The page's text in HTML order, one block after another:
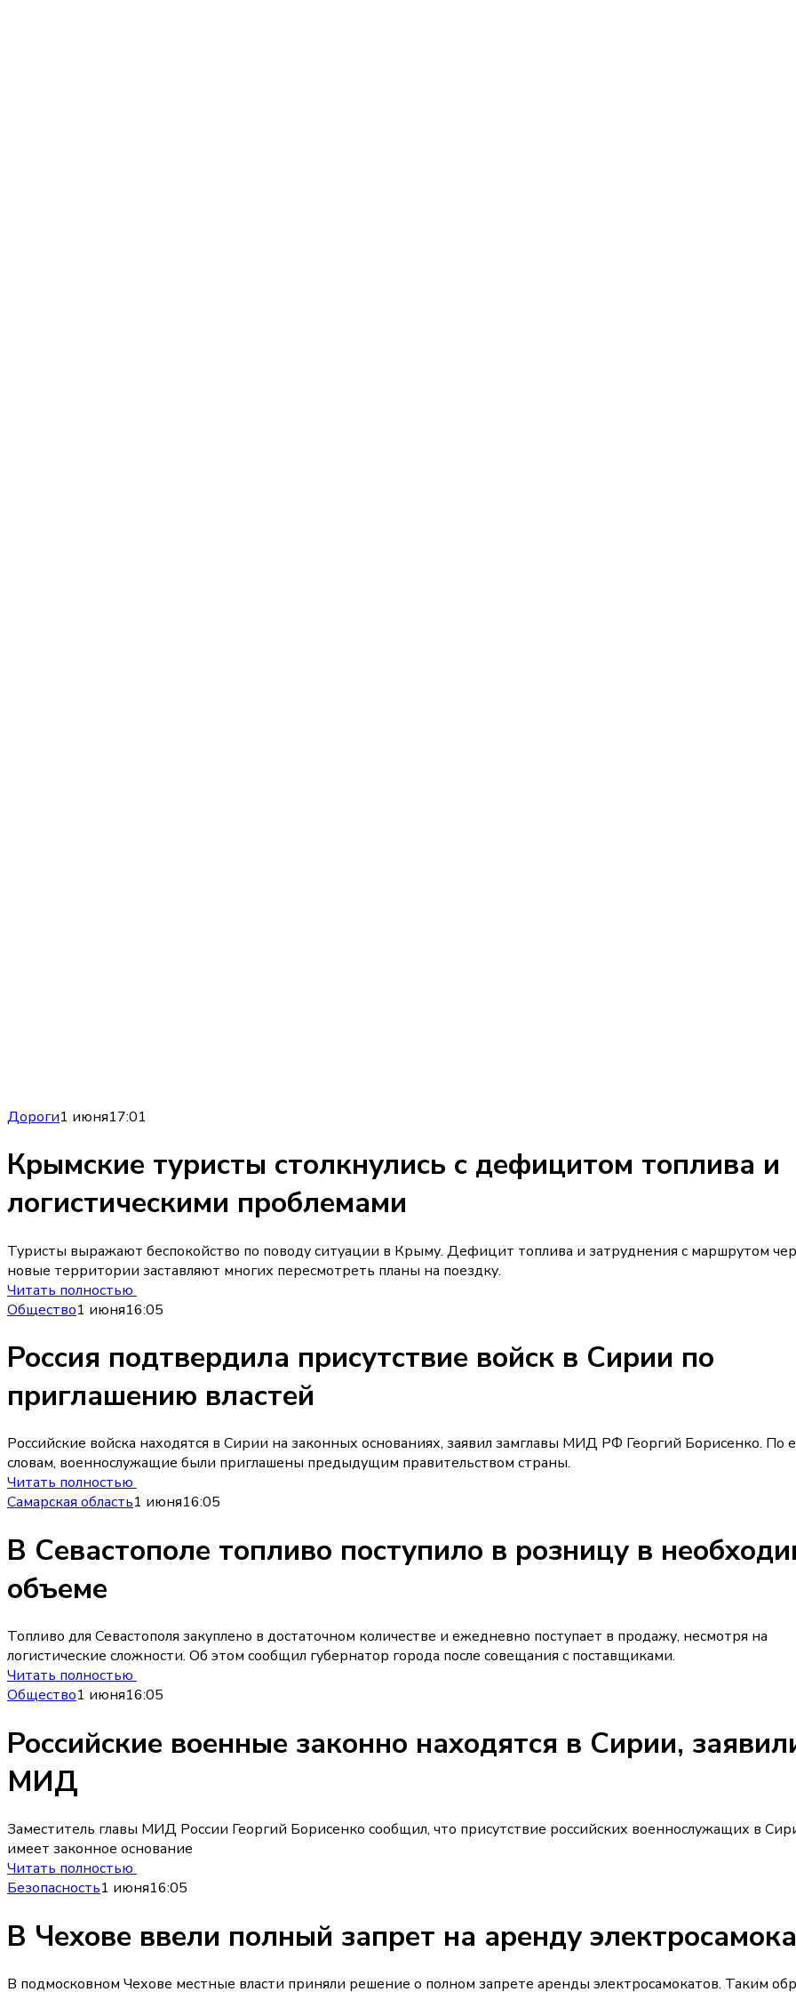
Дороги1 июня17:01
Крымские туристы столкнулись с дефицитом топлива и
логистическими проблемами
Туристы выражают беспокойство по поводу ситуации в Крыму. Дефицит топлива и затруднения с маршрутом
новые территории заставляют многих пересмотреть планы на поездку.
Читать полностью
Общество1 июня16:05
Россия подтвердила присутствие войск в Сирии по
приглашению властей
Российские войска находятся в Сирии на законных основаниях, заявил замглавы МИД РФ Георгий Борисенко. По
словам, военнослужащие были приглашены предыдущим правительством страны.
Читать полностью
Самарская область1 июня16:05
В Севастополе топливо поступило в розницу в
объеме
Топливо для Севастополя закуплено в достаточном количестве и ежедневно поступает в продажу, несмотря на
логистические сложности. Об этом сообщил губернатор города после совещания с поставщиками.
Читать полностью
Общество1 июня16:05
Российские военные законно находятся в Сирии,
МИД
Заместитель главы МИД России Георгий Борисенко сообщил, что присутствие российских военнослужащих в
имеет законное основание
Читать полностью
Безопасность1 июня16:05
В Чехове ввели полный запрет на аренду
В подмосковном Чехове местные власти приняли решение о полном запрете аренды электросамокатов. Таким